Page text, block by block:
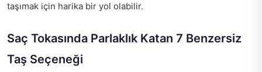
taşımak için harika bir yol olabilir.
Saç Tokasında Parlaklık Katan 7 Benzersiz
Taş Seçeneği